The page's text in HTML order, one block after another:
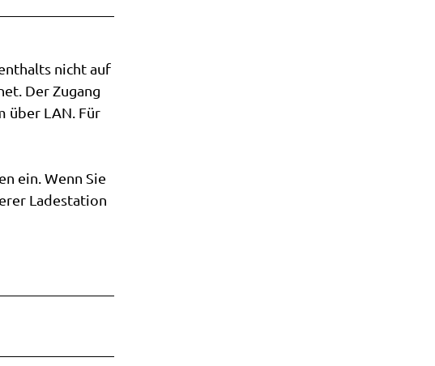
nicht auf
Der Zugang
über LAN. Für
ein. Wenn Sie
Ladestation